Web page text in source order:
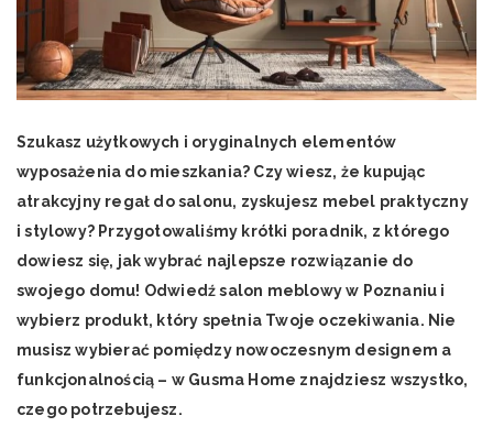
Szukasz użytkowych i oryginalnych elementów
wyposażenia do mieszkania? Czy wiesz, że kupując
atrakcyjny regał do salonu, zyskujesz mebel praktyczny
i stylowy? Przygotowaliśmy krótki poradnik, z którego
dowiesz się, jak wybrać najlepsze rozwiązanie do
swojego domu! Odwiedź salon meblowy w Poznaniu i
wybierz produkt, który spełnia Twoje oczekiwania. Nie
musisz wybierać pomiędzy nowoczesnym designem a
funkcjonalnością – w Gusma Home znajdziesz wszystko,
czego potrzebujesz.